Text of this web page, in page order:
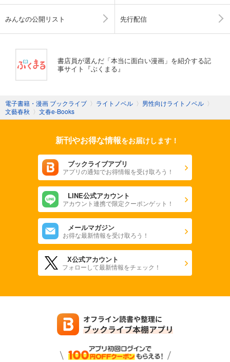
みんなの公開リスト 先行配信
書店員が選んだ「本当に面白い漫画」を紹介する記
事サイト『ぶくまる』
電子書籍・漫画 ブックライブ 〉 ライトノベル 〉 男性向けライトノベル 〉
文藝春秋 〉 文春e-Books
新刊やお得な情報をお届けします！
ブックライブアプリ
アプリの通知でお得情報を受け取ろう！
LINE公式アカウント
アカウント連携で限定クーポンゲット！
メールマガジン
お得な最新情報を受け取ろう！
X公式アカウント
フォローして最新情報をチェック！